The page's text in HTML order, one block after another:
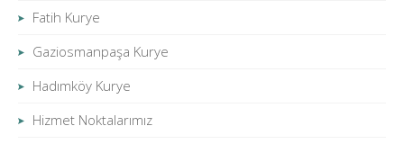
Fatih Kurye
Gaziosmanpaşa Kurye
Hadımköy Kurye
Hizmet Noktalarımız